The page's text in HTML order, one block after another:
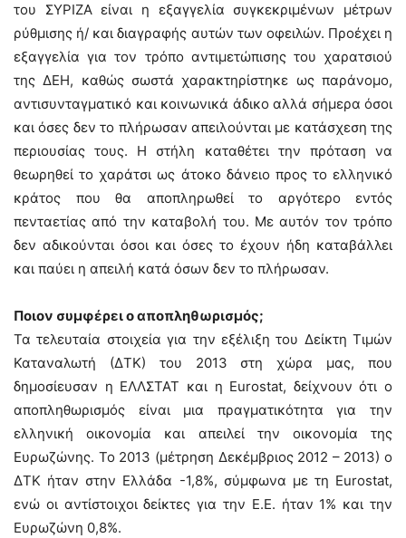
του ΣΥΡΙΖΑ είναι η εξαγγελία συγκεκριμένων μέτρων
ρύθμισης ή/ και διαγραφής αυτών των οφειλών. Προέχει η
εξαγγελία για τον τρόπο αντιμετώπισης του χαρατσιού
της ΔΕΗ, καθώς σωστά χαρακτηρίστηκε ως παράνομο,
αντισυνταγματικό και κοινωνικά άδικο αλλά σήμερα όσοι
και όσες δεν το πλήρωσαν απειλούνται με κατάσχεση της
περιουσίας τους. Η στήλη καταθέτει την πρόταση να
θεωρηθεί το χαράτσι ως άτοκο δάνειο προς το ελληνικό
κράτος που θα αποπληρωθεί το αργότερο εντός
πενταετίας από την καταβολή του. Με αυτόν τον τρόπο
δεν αδικούνται όσοι και όσες το έχουν ήδη καταβάλλει
και παύει η απειλή κατά όσων δεν το πλήρωσαν.
Ποιον συμφέρει ο αποπληθωρισμός;
Τα τελευταία στοιχεία για την εξέλιξη του Δείκτη Τιμών
Καταναλωτή (ΔΤΚ) του 2013 στη χώρα μας, που
δημοσίευσαν η ΕΛΛΣΤΑΤ και η Eurostat, δείχνουν ότι ο
αποπληθωρισμός είναι μια πραγματικότητα για την
ελληνική οικονομία και απειλεί την οικονομία της
Ευρωζώνης. Το 2013 (μέτρηση Δεκέμβριος 2012 – 2013) ο
ΔΤΚ ήταν στην Ελλάδα -1,8%, σύμφωνα με τη Eurostat,
ενώ οι αντίστοιχοι δείκτες για την Ε.Ε. ήταν 1% και την
Ευρωζώνη 0,8%.